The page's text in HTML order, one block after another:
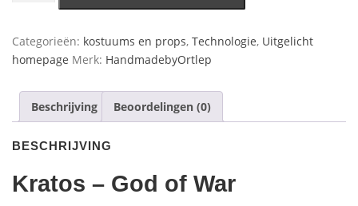
Categorieën: kostuums en props, Technologie, Uitgelicht
homepage Merk: HandmadebyOrtlep
Beschrijving Beoordelingen (0)
BESCHRIJVING
Kratos – God of War